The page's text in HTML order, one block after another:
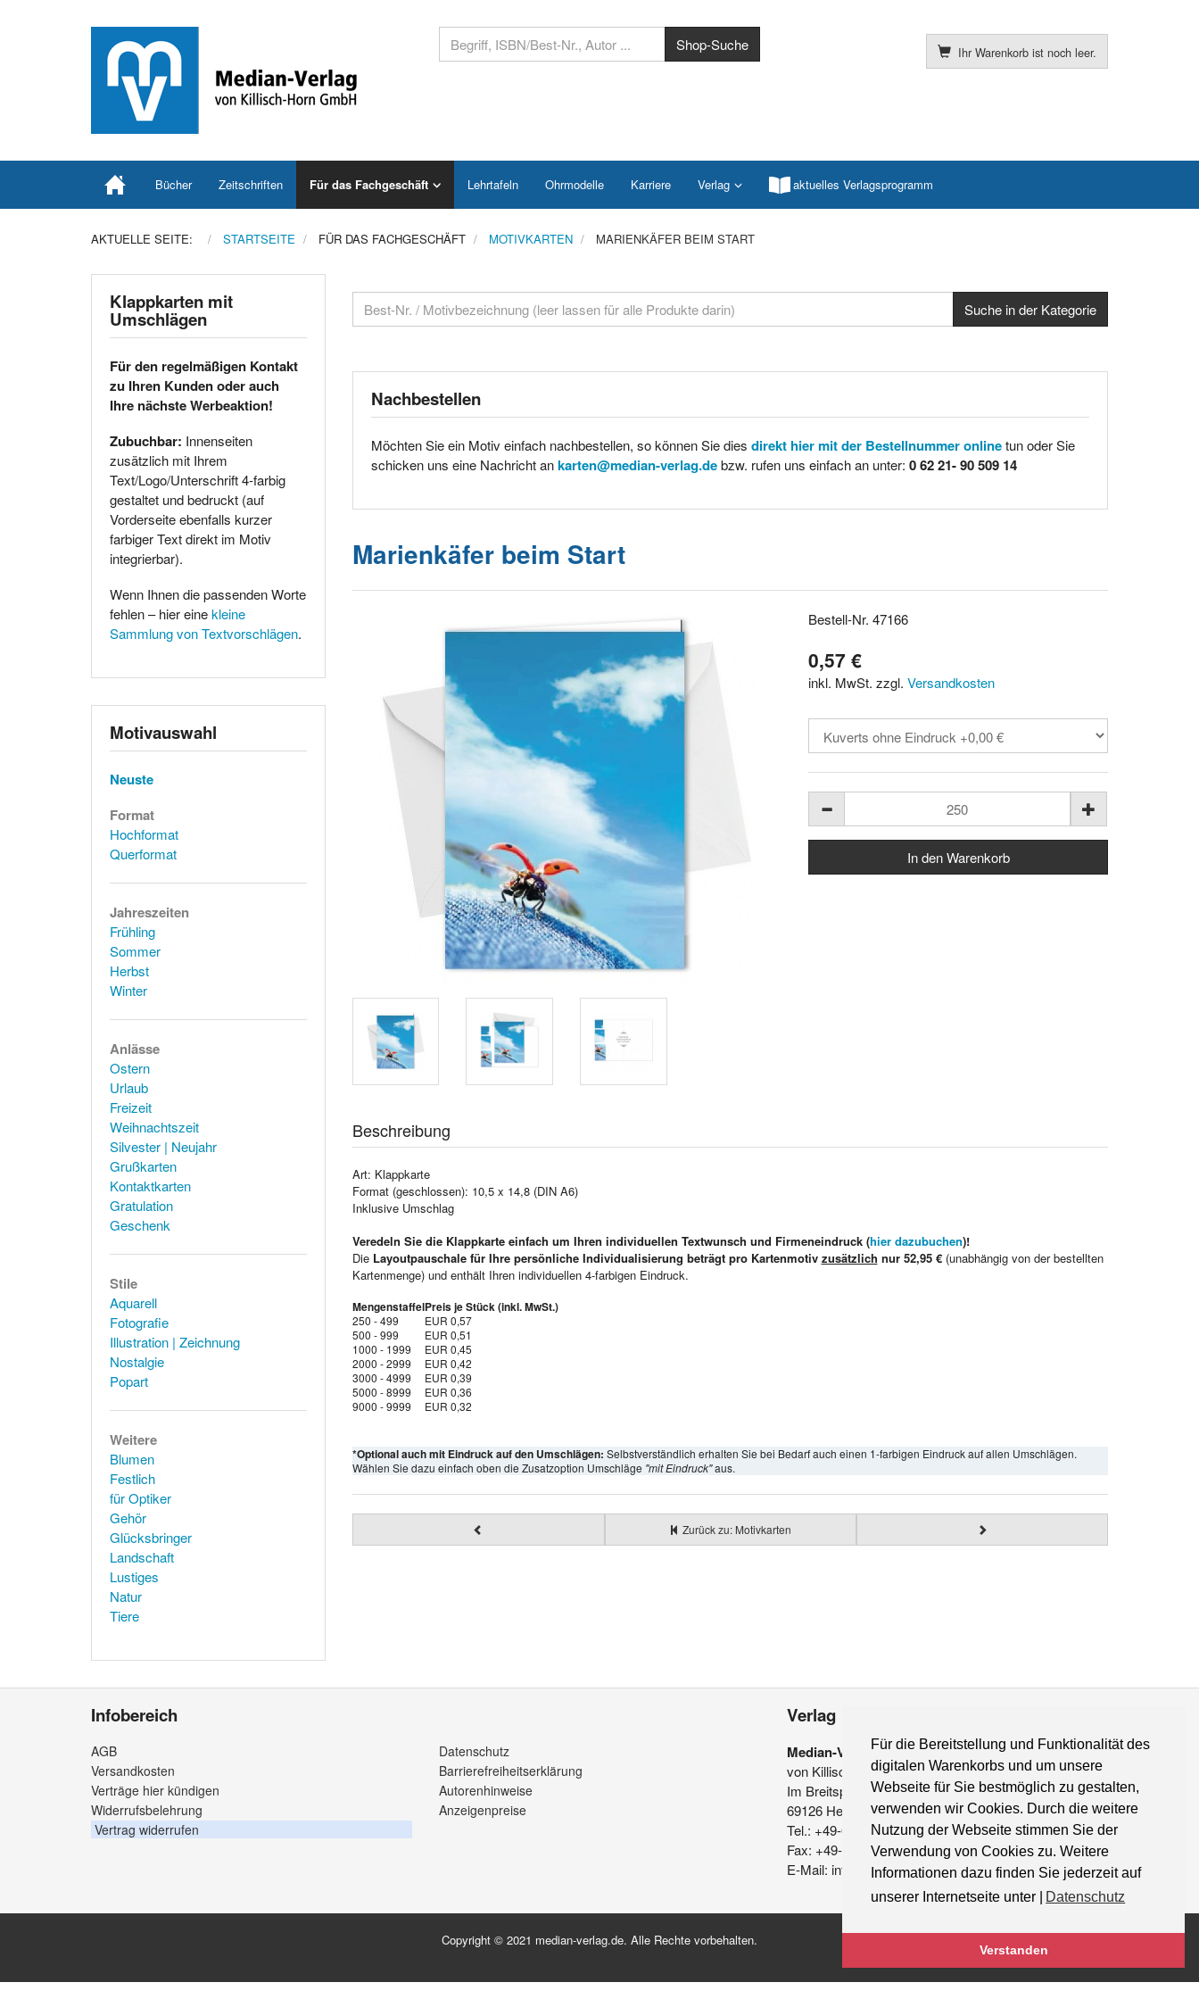
Für die Bereitstellung und Funktionalität des
digitalen Warenkorbs und um unsere
Webseite für Sie bestmöglich zu gestalten,
verwenden wir Cookies. Durch die weitere
Nutzung der Webseite stimmen Sie der
Verwendung von Cookies zu. Weitere
Informationen dazu finden Sie jederzeit auf
unserer Internetseite unter |
Datenschutz
Verstanden
Ihr Warenkorb ist noch leer.
Bücher Zeitschriften Für das Fachgeschäft Lehrtafeln Ohrmodelle Karriere Verlag aktuelles Verlagsprogramm
AKTUELLE SEITE: STARTSEITE FÜR DAS FACHGESCHÄFT MOTIVKARTEN MARIENKÄFER BEIM START
Nachbestellen
Möchten Sie ein Motiv einfach nachbestellen, so können Sie dies direkt hier mit der Bestellnummer onlinetun oder Sie
schicken uns eine Nachricht ankarten@median-verlag.de bzw. rufen uns einfach an unter: 0 62 21- 90 509 14
Marienkäfer beim Start
Bestell-Nr. 47166
0,57 €
inkl. MwSt. zzgl.Versandkosten
Beschreibung
Art: Klappkarte
Format (geschlossen): 10,5 x 14,8 (DIN A6)
Inklusive Umschlag
Veredeln Sie die Klappkarte einfach um Ihren individuellen Textwunsch und Firmeneindruck (hier dazubuchen)!
Die Layoutpauschale für Ihre persönliche Individualisierung beträgt pro Kartenmotiv zusätzlich nur 52,95 €(unabhängig von der bestellten
Kartenmenge) und enthält Ihren individuellen 4-farbigen Eindruck.
MengenstaffelPreis je Stück (inkl. MwSt.)
250 - 499
EUR 0,57
500 - 999
EUR 0,51
1000 - 1999
EUR 0,45
2000 - 2999
EUR 0,42
3000 - 4999
EUR 0,39
5000 - 8999
EUR 0,36
9000 - 9999
EUR 0,32
*Optional auch mit Eindruck auf den Umschlägen: Selbstverständlich erhalten Sie bei Bedarf auch einen 1-farbigen Eindruck auf allen Umschlägen.
Wählen Sie dazu einfach oben die Zusatzoption Umschläge "mit Eindruck"aus.
Zurück zu: Motivkarten
Klappkarten mit
Umschlägen
Für den regelmäßigen Kontakt
zu Ihren Kunden oder auch
Ihre nächste Werbeaktion!
Zubuchbar: Innenseiten
zusätzlich mit Ihrem
Text/Logo/Unterschrift 4-farbig
gestaltet und bedruckt (auf
Vorderseite ebenfalls kurzer
farbiger Text direkt im Motiv
integrierbar).
Wenn Ihnen die passenden Worte
fehlen – hier einekleine
Sammlung von Textvorschlägen.
Motivauswahl
Neuste
Format
Hochformat
Querformat
Jahreszeiten
Frühling
Sommer
Herbst
Winter
Anlässe
Ostern
Urlaub
Freizeit
Weihnachtszeit
Silvester | Neujahr
Grußkarten
Kontaktkarten
Gratulation
Geschenk
Stile
Aquarell
Fotografie
Illustration | Zeichnung
Nostalgie
Popart
Weitere
Blumen
Festlich
für Optiker
Gehör
Glücksbringer
Landschaft
Lustiges
Natur
Tiere
Infobereich
AGB
Versandkosten
Verträge hier kündigen
Widerrufsbelehrung
Vertrag widerrufen
Datenschutz
Barrierefreiheitserklärung
Autorenhinweise
Anzeigenpreise
Verlag
Median-Verlag
von Killisch-Horn GmbH
Im Breitspiel 11 a
69126 Heidelberg
Tel.: +49-6221-90 509-0
Fax: +49-6221-90 509-20
E-Mail: info@median-verlag.de
Copyright © 2021 median-verlag.de. Alle Rechte vorbehalten.